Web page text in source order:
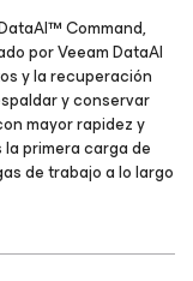
Command,
por Veeam DataAI
y la recuperación
y conservar
mayor rapidez y
primera carga de
de trabajo a lo largo